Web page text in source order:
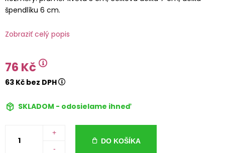
špendlíku 6 cm.
Zobraziť celý popis
76 Kč
63 Kč bez DPH
SKLADOM - odosielame ihneď
+
-
DO KOŠÍKA